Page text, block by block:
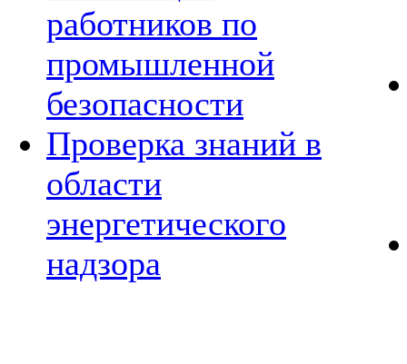
работников по
промышленной
безопасности
Проверка знаний в
области
энергетического
надзора